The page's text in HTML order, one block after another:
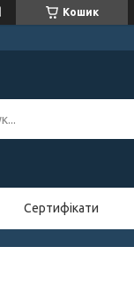
Кошик
Сертифікати